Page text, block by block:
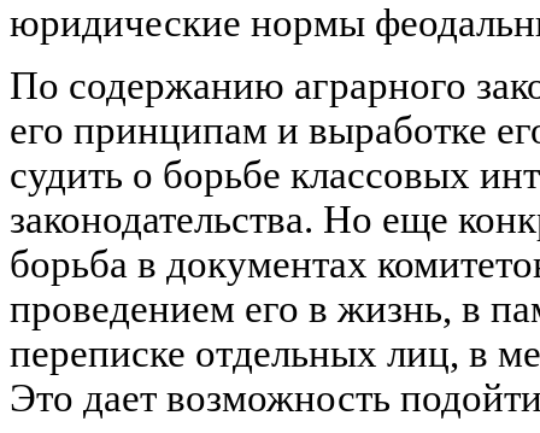
юридические нормы
По содержанию аграрного
его принципам и выработке
судить о борьбе классовых
законодательства. Но еще
борьба в документах
проведением его в жизнь, в
переписке отдельных лиц, в
Это дает возможность